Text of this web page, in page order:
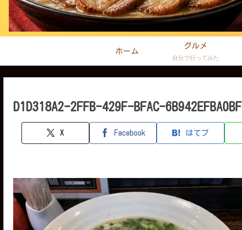
ホーム
グルメ
自分で行ってみた
D1D318A2-2FFB-429F-BFAC-6B942EFBA0BF
X Facebook はてブ